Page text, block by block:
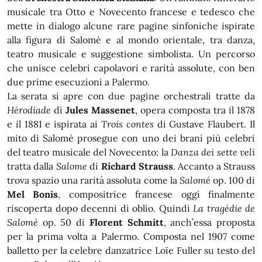
musicale tra Otto e Novecento francese e tedesco che
mette in dialogo alcune rare pagine sinfoniche ispirate
alla figura di Salomè e al mondo orientale, tra danza,
teatro musicale e suggestione simbolista. Un percorso
che unisce celebri capolavori e rarità assolute, con ben
due prime esecuzioni a Palermo.
La serata si apre con due pagine orchestrali tratte da
Hérodiade di Jules Massenet, opera composta tra il 1878
e il 1881 e ispirata ai Trois contes di Gustave Flaubert. Il
mito di Salomè prosegue con uno dei brani più celebri
del teatro musicale del Novecento: la Danza dei sette veli
tratta dalla Salome di Richard Strauss. Accanto a Strauss
trova spazio una rarità assoluta come la Salomé op. 100 di
Mel Bonis, compositrice francese oggi finalmente
riscoperta dopo decenni di oblio. Quindi La tragédie de
Salomé op. 50 di Florent Schmitt, anch’essa proposta
per la prima volta a Palermo. Composta nel 1907 come
balletto per la celebre danzatrice Loïe Fuller su testo del